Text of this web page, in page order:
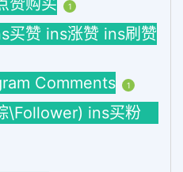
1
买赞 ins涨赞 ins刷赞
Comments 1
\Follower) ins买粉